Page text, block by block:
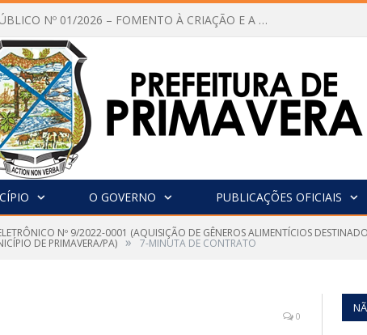
Nº 001/2026 CMDCA
O GOVERNO PUBLICAÇÕES OFICIAIS
Nº 9/2022-0001 (AQUISIÇÃO DE GÊNEROS ALIMENTÍCIOS
DE PRIMAVERA/PA) » 7-MINUTA DE CONTRATO
0